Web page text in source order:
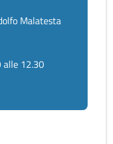
Malatesta
alle 12.30